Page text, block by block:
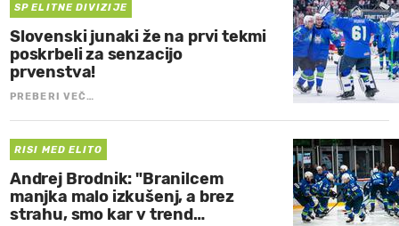
SP ELITNE DIVIZIJE
Slovenski junaki že na prvi tekmi
poskrbeli za senzacijo
prvenstva!
PREBERI VEČ…
RISI MED ELITO
Andrej Brodnik: "Branilcem
manjka malo izkušenj, a brez
strahu, smo kar v trend…